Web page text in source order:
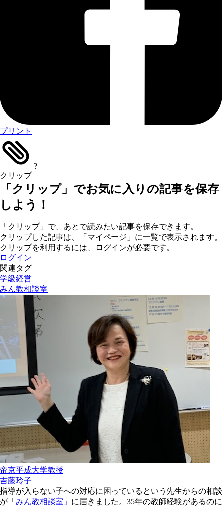
プリント
クリップ
?
「クリップ」でお気に入りの記事を保存
しよう！
「クリップ」で、あとで読みたい記事を保存できます。
クリップした記事は、「マイページ」に一覧で表示されます。
クリップを利用するには、ログインが必要です。
ログイン
関連タグ
学級経営
みん教相談室
帝京平成大学教授
吉藤玲子
指導が入らない子への対応に困っているという先生からの相談
が「 みん教相談室」 に届きました。35年の教師経験があるのに